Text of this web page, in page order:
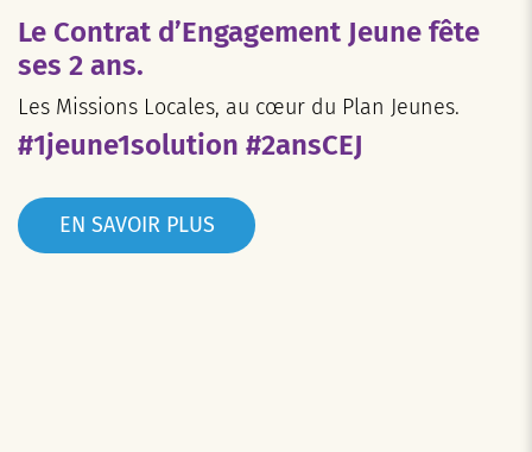
Le Contrat d’Engagement Jeune fête
ses 2 ans.
Les Missions Locales, au cœur du Plan Jeunes.
#1jeune1solution #2ansCEJ
EN SAVOIR PLUS